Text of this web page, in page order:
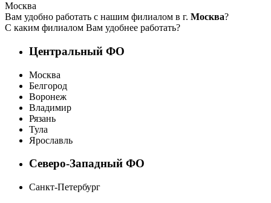
Москва
Вам удобно работать с нашим филиалом в г. Москва?
С каким филиалом Вам удобнее работать?
Центральный ФО
Москва
Белгород
Воронеж
Владимир
Рязань
Тула
Ярославль
Северо-Западный ФО
Санкт-Петербург